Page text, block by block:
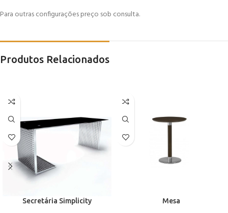
Para outras configurações preço sob consulta.
Produtos Relacionados
Secretária Simplicity Mesa